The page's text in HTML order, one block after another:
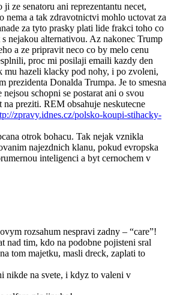
ze senatoru ani reprezentantu necet,
a tak zdravotnictvi mohlo uctovat za
za tyto prasky plati lide frakci toho co
nejakou alternativou. Az nakonec Trump
a ze pripravit neco co by melo cenu
proc mi posilaji emaili kazdy den
mu hazeli klacky pod nohy, i po zvoleni,
Donalda Trumpa. Je to smesna
schopni se postarat ani o svou
preziti. REM obsahuje neskutecne
zpravy.idnes.cz/polsko-koupi-stihacky-
otrok bohacu. Tak nejak vznikla
najezdnich klanu, pokud evropska
inteligenci a byt cernochem v
rozsahum nespravi zadny – “care”!
nad tim, kdo na podobne pojisteni sral
tom majetku, masli dreck, zaplati to
nikde na svete, i kdyz to valeni v